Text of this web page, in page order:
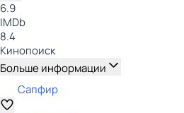
6.9
IMDb
8.4
Кинопоиск
Больше информации
Сапфир